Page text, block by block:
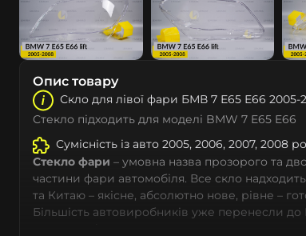
Опис товару
Скло для лівої фари БМВ 7 Е65 Е66 2005-
Стекло підходить для моделі BMW 7 E65 E66
Сумісність із авто 2005, 2006, 2007, 2008
Стекло фари – умовна назва прозорого та
частини фари автомобіля. Все скло
та Китаю – якісне, абсолютно нове, рівне –
Більшість автовиробників уже перенесли
тому не слід дивуватися, що до 90%